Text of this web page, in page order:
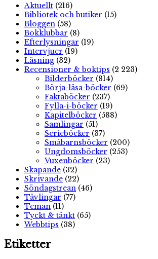
Aktuellt (216)
Bibliotek och butiker (15)
Bloggen (58)
Bokklubbar (8)
Efterlysningar (19)
Intervjuer (19)
Läsning (32)
Recensioner & boktips (2 223)
Bilderböcker (814)
Börja-läsa-böcker (69)
Faktaböcker (237)
Fylla-i-böcker (19)
Kapitelböcker (588)
Samlingar (51)
Serieböcker (37)
Småbarnsböcker (200)
Ungdomsböcker (253)
Vuxenböcker (23)
Skapande (32)
Skrivande (22)
Söndagstrean (46)
Tävlingar (77)
Teman (11)
Tyckt & tänkt (65)
Webbtips (38)
Etiketter